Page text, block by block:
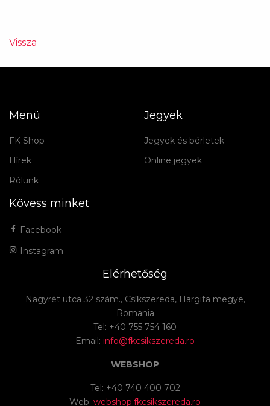
Vissza
Menü
FK Shop
Hírek
Rólunk
Jegyek
Jegyek és bérletek
Online jegyek
Kövess minket
Facebook
Instagram
Elérhetőség
Nagyrét utca 32 szám., Csíkszereda, Hargita megye,
Romania
Tel: +40 755 754 160
Email: info@fkcsikszereda.ro
WEBSHOP
Tel: +40 740 400 702
Web: webshop.fkcsikszereda.ro